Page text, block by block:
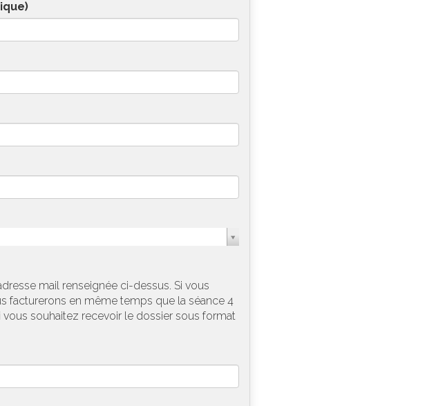
mail renseignée ci-dessus. Si vous
facturerons en même temps que la séance 4
souhaitez recevoir le dossier sous format